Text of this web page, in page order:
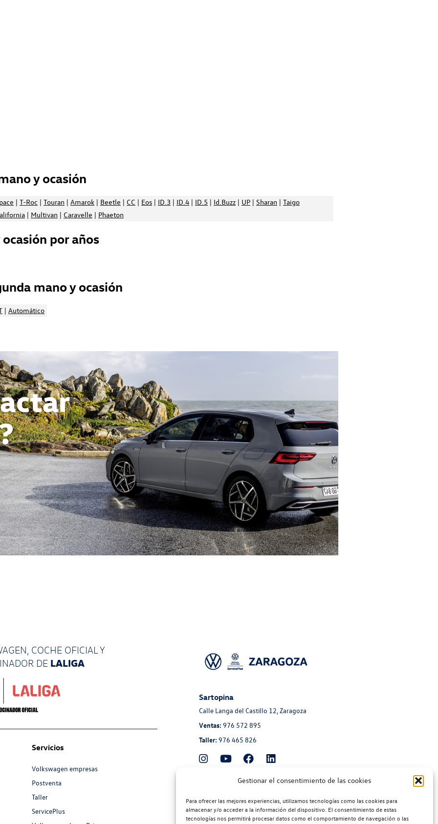
Gestionar el consentimiento de las cookies
Para ofrecer las mejores experiencias, utilizamos tecnologías como las cookies para
almacenar y/o acceder a la información del dispositivo. El consentimiento de estas
tecnologías nos permitirá procesar datos como el comportamiento de navegación o las
y ocasión
| T-Roc | Touran | Amarok | Beetle | CC | Eos | ID.3 | ID.4 | ID.5 | Id.Buzz | UP | Sharan | Taigo
| Multivan | Caravelle | Phaeton
por años
mano y ocasión
| Automático
COCHE OFICIAL Y
DE LALIGA
Servicios
Volkswagen empresas
Postventa
Taller
ServicePlus
Sartopina
Calle Langa del Castillo 12, Zaragoza
Ventas: 976 572 895
Taller: 976 465 826
Automoción Aragonesa
Avenida de Navarra 135, Zaragoza
Ventas: 976 300 560